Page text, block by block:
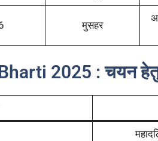
मुसहर
2025 :चयन हेतु